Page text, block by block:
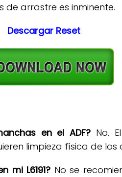
arrastre es inminente.
Descargar Reset
en el ADF? No.
limpieza física de los
mi L6191? No se